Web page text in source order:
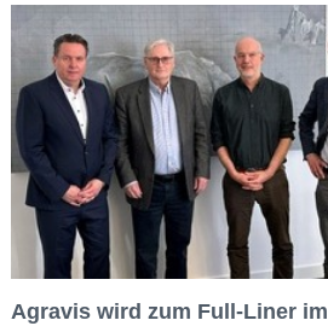
Agravis wird zum Full-Liner im